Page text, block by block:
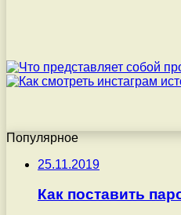
Популярное
25.11.2019
Как поставить